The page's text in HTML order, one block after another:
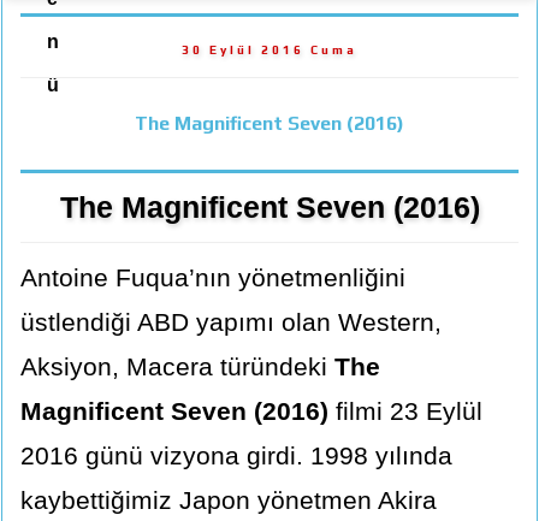
n
ü
30 Eylül 2016 Cuma
The Magnificent Seven (2016)
The Magnificent Seven (2016)
Antoine Fuqua’nın yönetmenliğini
üstlendiği ABD yapımı olan Western,
Aksiyon, Macera türündeki The
Magnificent Seven (2016) filmi 23 Eylül
2016 günü vizyona girdi. 1998 yılında
kaybettiğimiz Japon yönetmen Akira